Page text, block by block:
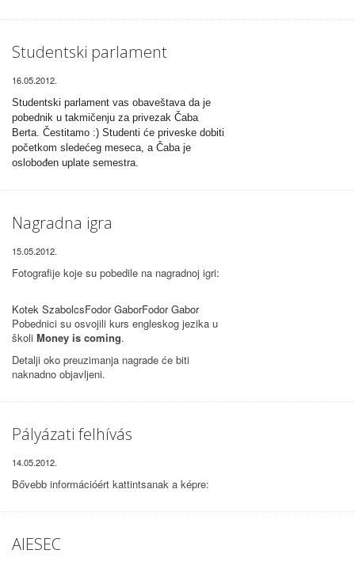
Studentski parlament
16.05.2012.
Studentski parlament vas obaveštava da je
pobednik u takmičenju za privezak Čaba
Berta. Čestitamo :) Studenti će priveske dobiti
početkom sledećeg meseca, a Čaba je
oslobođen uplate semestra.
Nagradna igra
15.05.2012.
Fotografije koje su pobedile na nagradnoj igri:
Kotek SzabolcsFodor GaborFodor Gabor
Pobednici su osvojili kurs engleskog jezika u
školi Money is coming.
Detalji oko preuzimanja nagrade će biti
naknadno objavljeni.
Pályázati felhívás
14.05.2012.
Bővebb információért kattintsanak a képre:
AIESEC